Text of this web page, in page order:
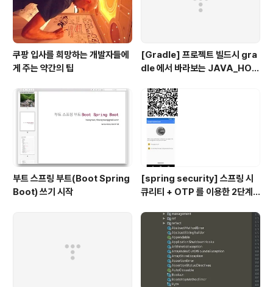
쿠팡 입사를 희망하는 개발자들에
게 주는 약간의 팁
[Gradle] 프로젝트 빌드시 gra
dle 에서 바라보는 JAVA_HOM
부트 스프링 부트(Boot Spring
Boot) 쓰기 시작
[spring security] 스프링 시
큐리티 + OTP 를 이용한 2단계